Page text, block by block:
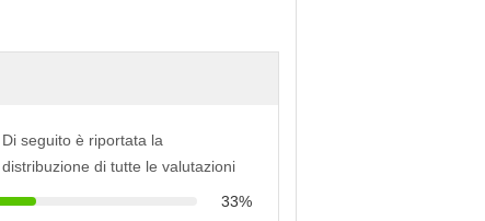
Di seguito è riportata la
distribuzione di tutte le valutazioni
33%